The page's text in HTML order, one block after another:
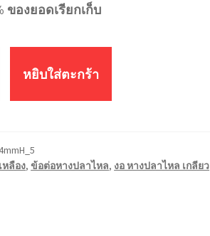
ของยอดเรียกเก็บ
หยิบใส่ตะกร้า
หลือง,ข้อต่อหางปลาไหล, งอ หางปลาไหล เกลียว